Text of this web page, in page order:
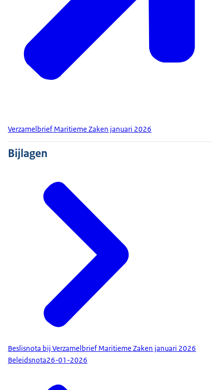
Verzamelbrief Maritieme Zaken januari 2026
Bijlagen
Beslisnota bij Verzamelbrief Maritieme Zaken januari 2026
Beleidsnota26-01-2026